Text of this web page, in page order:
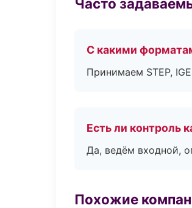
Часто
С какими
Принимаем STEP,
Есть ли контроль
Да, ведём входной,
Похожие